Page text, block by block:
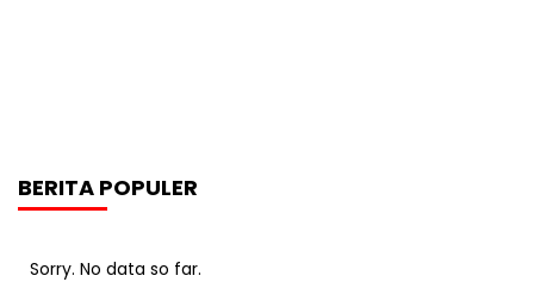
BERITA POPULER
Sorry. No data so far.